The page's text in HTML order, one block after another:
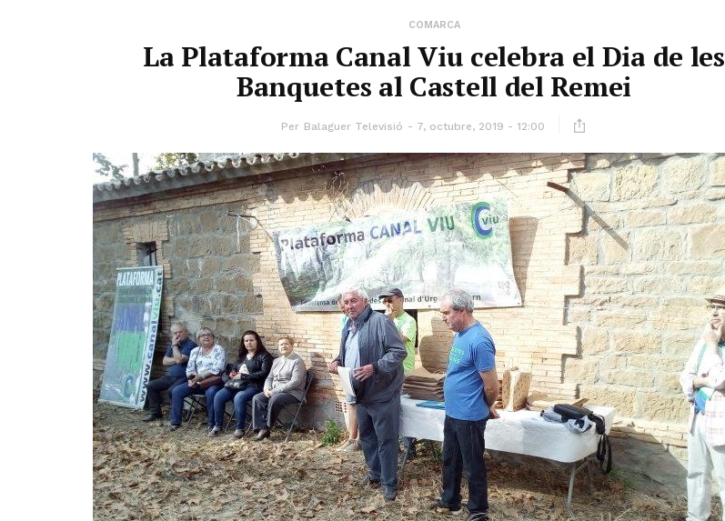
COMARCA
La Plataforma Canal Viu celebra el Dia de les
Banquetes al Castell del Remei
Per Balaguer Televisió 7, octubre, 2019 - 12:00